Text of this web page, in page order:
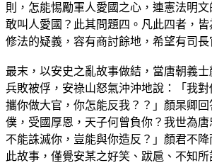
則，怎能惕勵軍人愛國之心，連憲法明
敢叫人愛國？此其問題四。凡此四者，皆
修法的疑義，容有商討餘地，希望有司長
最末，以安史之亂故事做結，當唐朝義
兵敗被俘，安祿山怒氣沖沖地說：「我
攜你做大官，你怎能反我？？」顏杲卿
僕，受國厚恩，天子何曾負你？我世為
不能誅滅你，豈能與你造反？」顏君不
此故事，僅覺安某之好笑、跋扈、不知